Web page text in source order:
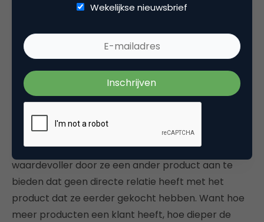
al een relatie met je en deze verwacht dat daar
noodzakelijk om deze campagnes te
automatiseren. Net als bij opvolgcampagnes zijn e-
mail en telemarketing uitstekende kanalen voor
retentie en winback.
5. Cross-sell
Bij cross-sell maken we bestaande klanten
waardevoller door ze een ander product aan te
bieden dat geen directe relatie heeft met het
product dat ze eerder gekocht hebben. Want hoe
meer producten een klant heeft, hoe dieper de
Wekelijkse nieuwsbrief